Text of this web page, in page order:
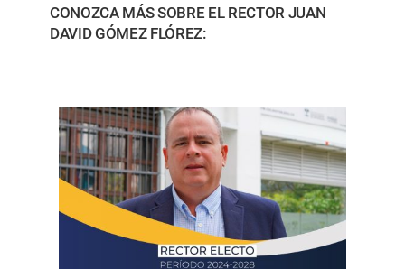
CONOZCA MÁS SOBRE EL RECTOR JUAN
DAVID GÓMEZ FLÓREZ: